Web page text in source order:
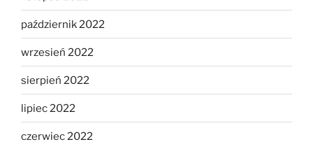
październik 2022
wrzesień 2022
sierpień 2022
lipiec 2022
czerwiec 2022